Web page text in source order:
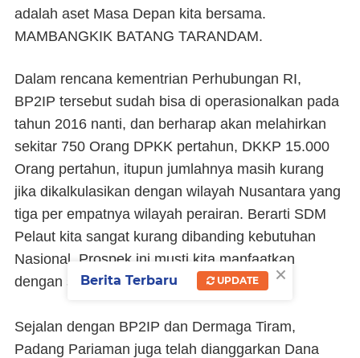
adalah aset Masa Depan kita bersama.
MAMBANGKIK BATANG TARANDAM.
Dalam rencana kementrian Perhubungan RI,
BP2IP tersebut sudah bisa di operasionalkan pada
tahun 2016 nanti, dan berharap akan melahirkan
sekitar 750 Orang DPKK pertahun, DKKP 15.000
Orang pertahun, itupun jumlahnya masih kurang
jika dikalkulasikan dengan wilayah Nusantara yang
tiga per empatnya wilayah perairan. Berarti SDM
Pelaut kita sangat kurang dibanding kebutuhan
Nasional. Prospek ini musti kita manfaatkan
dengan sebaik baiknya.
Sejalan dengan BP2IP dan Dermaga Tiram,
Padang Pariaman juga telah dianggarkan Dana
×
Berita Terbaru UPDATE